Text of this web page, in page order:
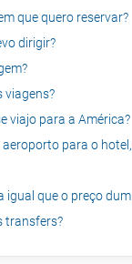
que quero reservar?
dirigir?
viagens?
viajo para a América?
para o
igual que o preço
transfers?